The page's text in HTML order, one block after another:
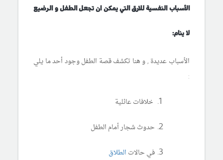
الأسباب النفسية للارق التي يمكن ان تجعل الطفل و الرضيع
لا ينام:
الأسباب عديدة , و هنا تكشف قصة الطفل وجود أحد ما يلي
:
خلافات عائلية
حدوث شجار أمام الطفل
في حالات الطلاق